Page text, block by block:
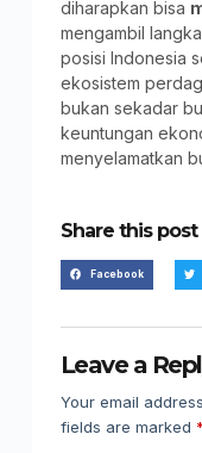
diharapkan bisa
mengambil
posisi Indonesia
ekosistem
bukan sekadar
keuntungan
menyelamatkan
Share this post
Facebook
Leave a
Your email
fields are marked *